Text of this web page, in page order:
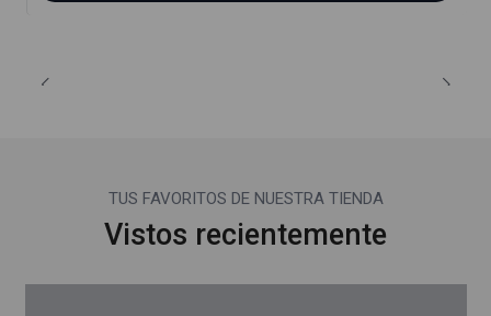
TUS FAVORITOS DE NUESTRA TIENDA
Vistos recientemente